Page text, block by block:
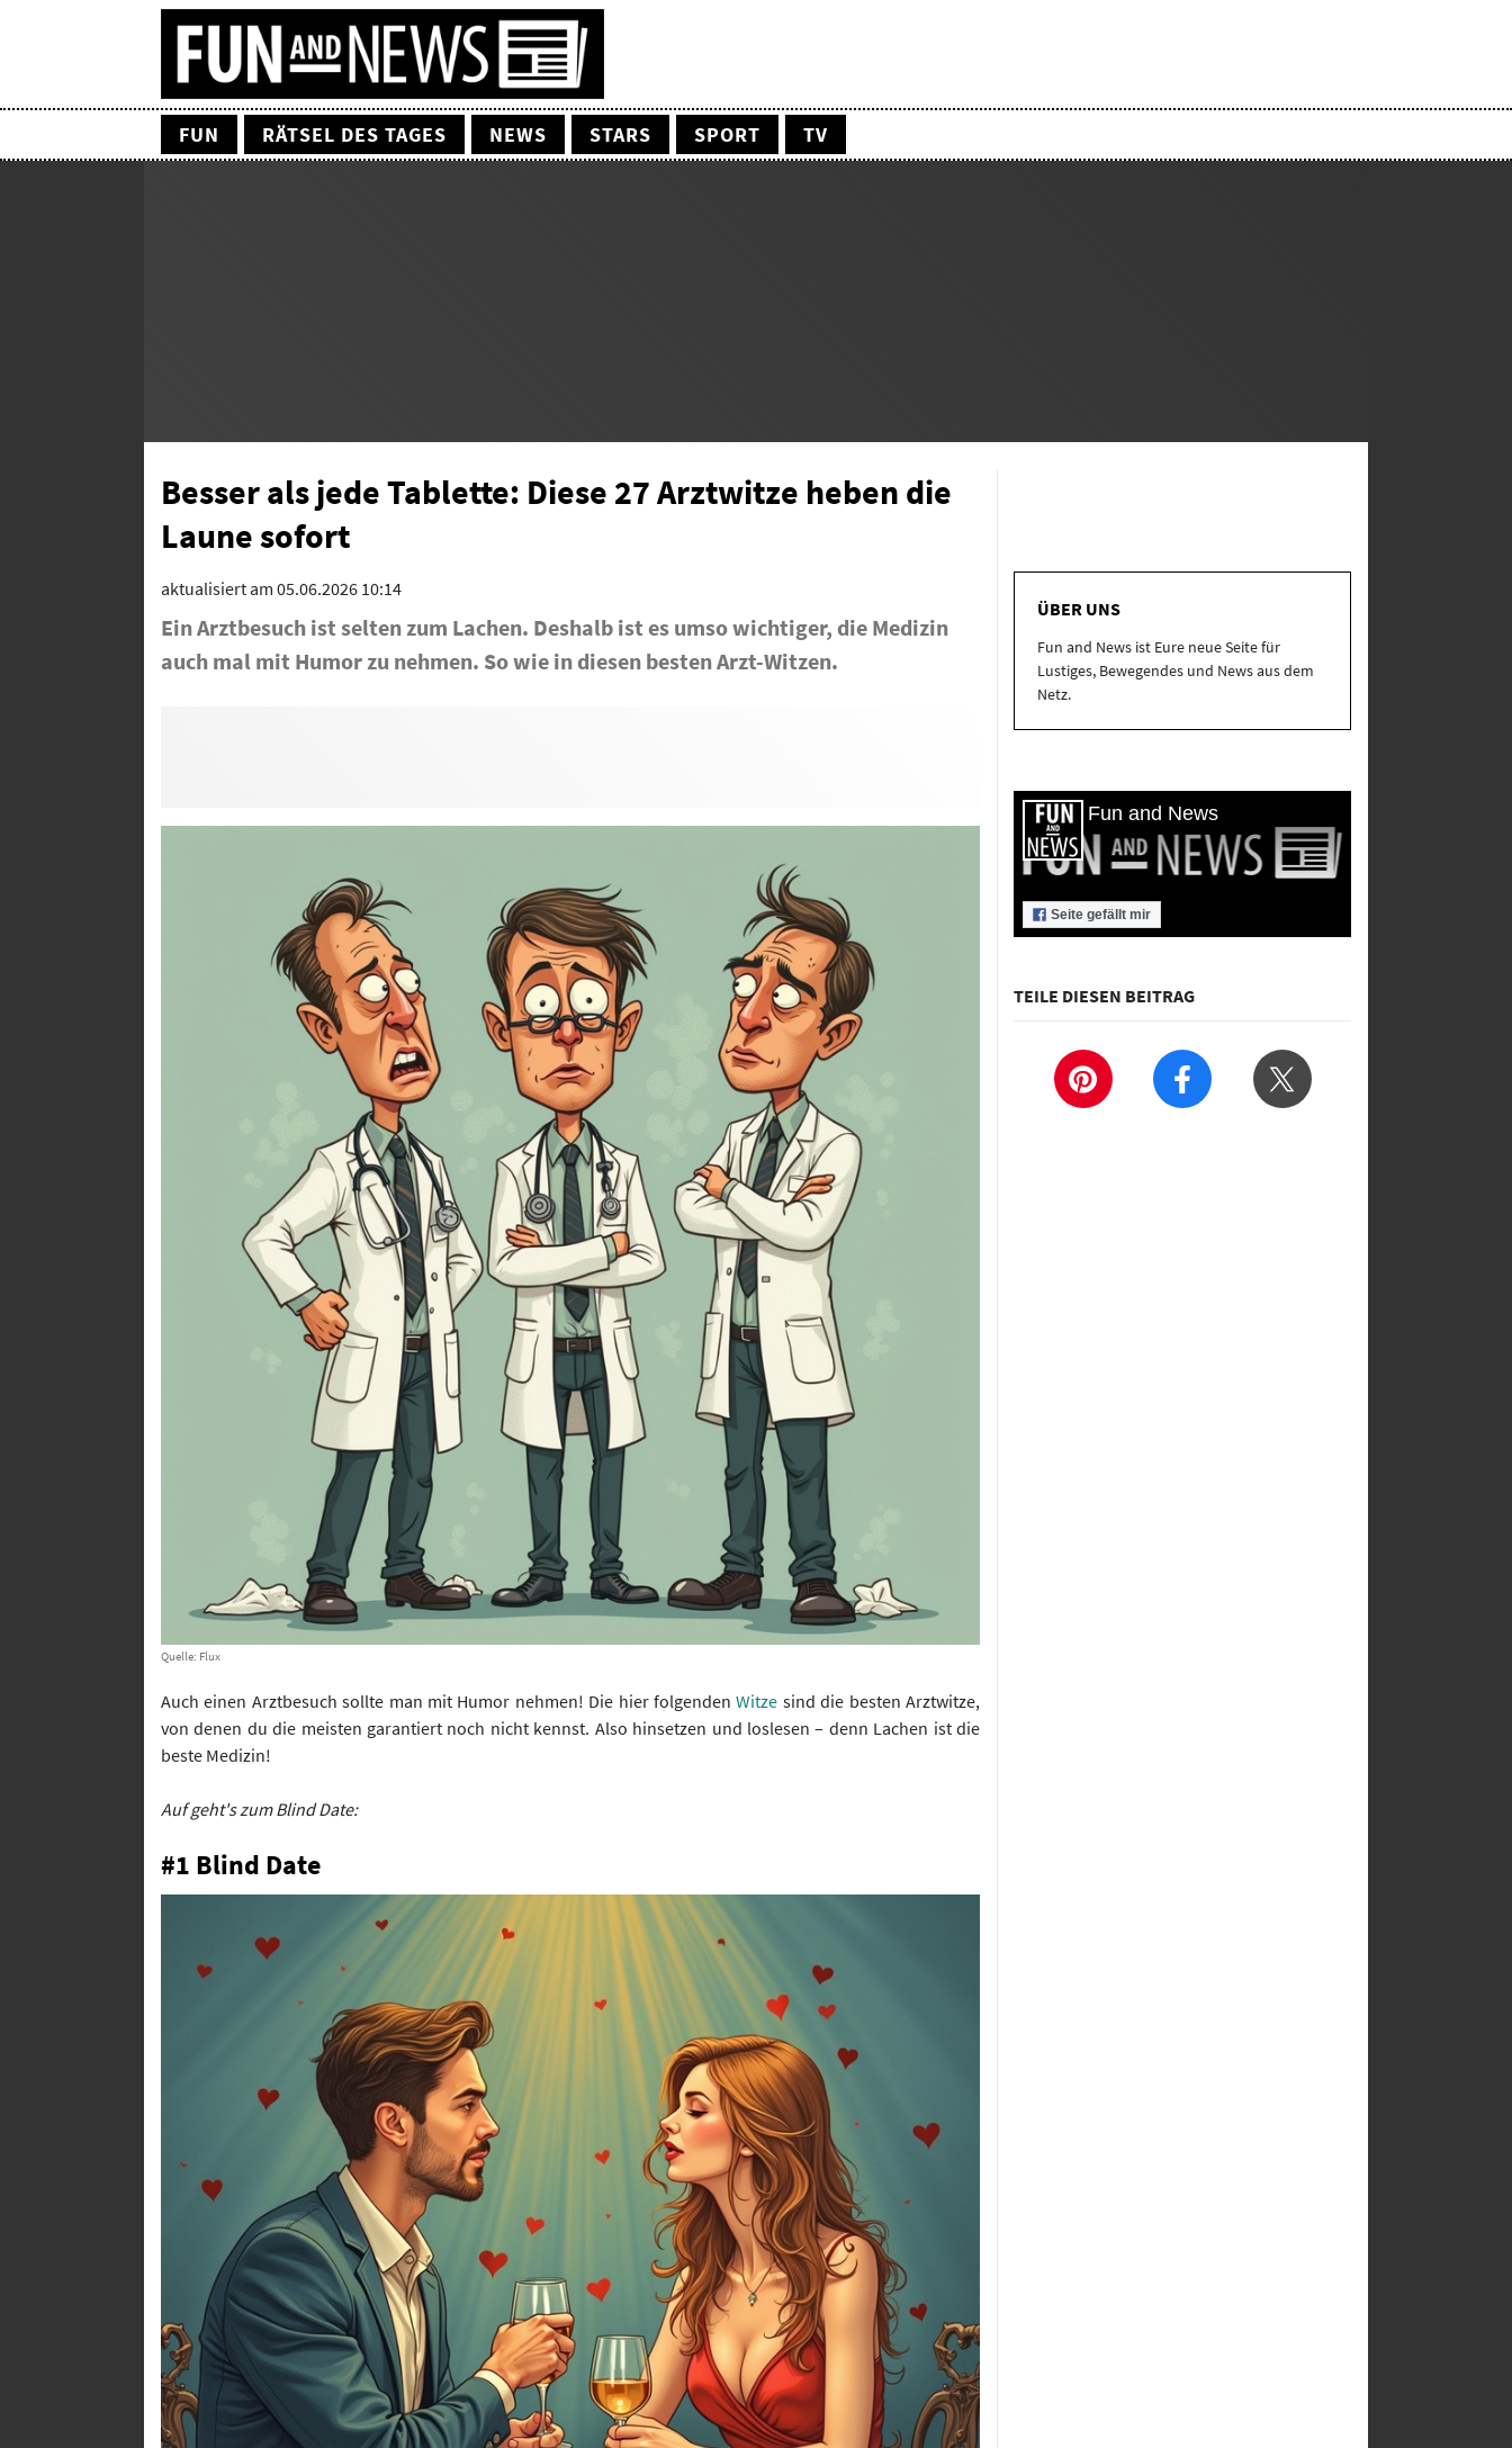
FUN RÄTSEL DES TAGES NEWS STARS SPORT TV
Besser als jede Tablette: Diese 27 Arztwitze heben die
Laune sofort
aktualisiert am 05.06.2026 10:14
Ein Arztbesuch ist selten zum Lachen. Deshalb ist es umso wichtiger, die Medizin
auch mal mit Humor zu nehmen. So wie in diesen besten Arzt-Witzen.
Quelle: Flux
Auch einen Arztbesuch sollte man mit Humor nehmen! Die hier folgendenWitze sind die besten Arztwitze,
von denen du die meisten garantiert noch nicht kennst. Also hinsetzen und loslesen – denn Lachen ist die
beste Medizin!
Auf geht's zum Blind Date:
#1 Blind Date
ÜBER UNS
Fun and News ist Eure neue Seite für
Lustiges, Bewegendes und News aus dem
Netz.
Fun and News
Seite gefällt mir
TEILE DIESEN BEITRAG